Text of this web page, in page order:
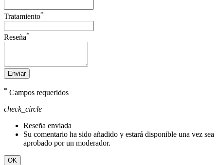
Tratamiento*
Reseña*
Enviar
* Campos requeridos
check_circle
Reseña enviada
Su comentario ha sido añadido y estará disponible una vez sea
aprobado por un moderador.
OK